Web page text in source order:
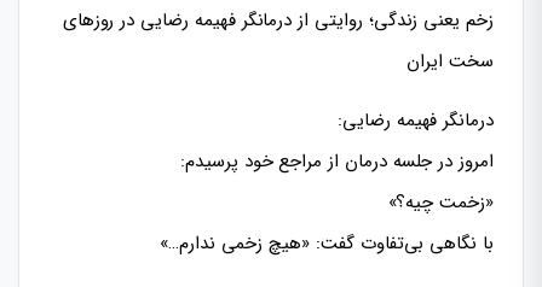
زخم یعنی زندگی؛ روایتی از درمانگر فهیمه رضایی در روزهای
سخت ایران
درمانگر فهیمه رضایی:
امروز در جلسه درمان از مراجع خود پرسیدم:
«زخمت چیه؟»
با نگاهی بی‌تفاوت گفت: «هیچ زخمی ندارم…»